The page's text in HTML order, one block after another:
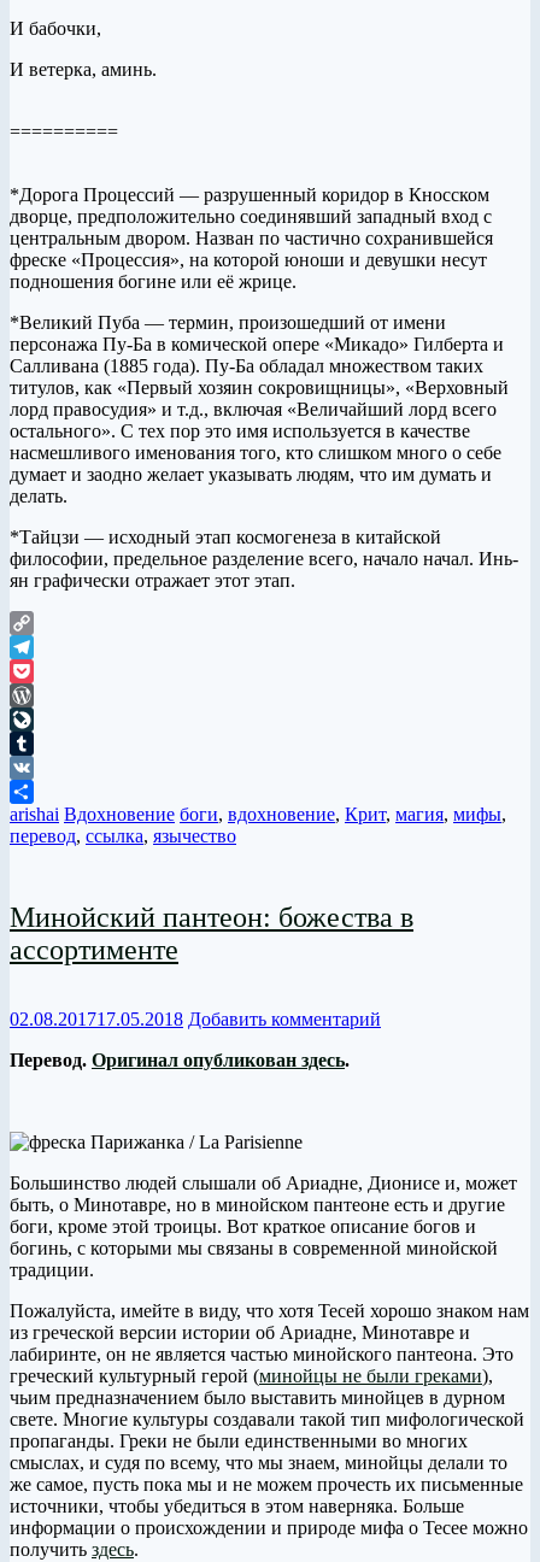
И бабочки,
И ветерка, аминь.
==========
*Дорога Процессий — разрушенный коридор в Кносском
дворце, предположительно соединявший западный вход с
центральным двором. Назван по частично сохранившейся
фреске «Процессия», на которой юноши и девушки несут
подношения богине или её жрице.
*Великий Пуба — термин, произошедший от имени
персонажа Пу-Ба в комической опере «Микадо» Гилберта и
Салливана (1885 года). Пу-Ба обладал множеством таких
титулов, как «Первый хозяин сокровищницы», «Верховный
лорд правосудия» и т.д., включая «Величайший лорд всего
остального». С тех пор это имя используется в качестве
насмешливого именования того, кто слишком много о себе
думает и заодно желает указывать людям, что им думать и
делать.
*Тайцзи — исходный этап космогенеза в китайской
философии, предельное разделение всего, начало начал. Инь-
ян графически отражает этот этап.
Copy
Link
Telegram
Pocket
WordPress
LiveJournal
Tumblr
VK
Отправить
arishai Вдохновение боги, вдохновение, Крит, магия, мифы,
перевод, ссылка, язычество
Минойский пантеон: божества в
ассортименте
02.08.201717.05.2018 Добавить комментарий
Перевод. Оригинал опубликован здесь.
Большинство людей слышали об Ариадне, Дионисе и, может
быть, о Минотавре, но в минойском пантеоне есть и другие
боги, кроме этой троицы. Вот краткое описание богов и
богинь, с которыми мы связаны в современной минойской
традиции.
Пожалуйста, имейте в виду, что хотя Тесей хорошо знаком нам
из греческой версии истории об Ариадне, Минотавре и
лабиринте, он не является частью минойского пантеона. Это
греческий культурный герой (минойцы не были греками),
чьим предназначением было выставить минойцев в дурном
свете. Многие культуры создавали такой тип мифологической
пропаганды. Греки не были единственными во многих
смыслах, и судя по всему, что мы знаем, минойцы делали то
же самое, пусть пока мы и не можем прочесть их письменные
источники, чтобы убедиться в этом наверняка. Больше
информации о происхождении и природе мифа о Тесее можно
получить здесь.